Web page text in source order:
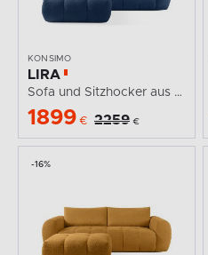
KONSIMO
LIRA
Sofa und Sitzhocker aus Bouclé-Stoff in Marineblau
1899 € 2259 €
-16%